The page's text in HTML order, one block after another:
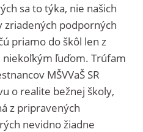
sa to týka, nie našich
zriadených podporných
priamo do škôl len z
niekoľkým ľuďom. Trúfam
MŠVVaŠ SR
o realite bežnej školy,
z pripravených
nevidno žiadne